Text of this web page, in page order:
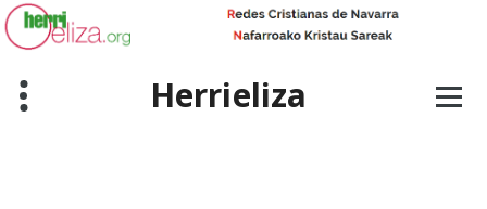
Skip
to
content
Herrieliza